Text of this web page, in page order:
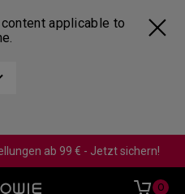
applicable to
ab 99 € - Jetzt sichern!
0